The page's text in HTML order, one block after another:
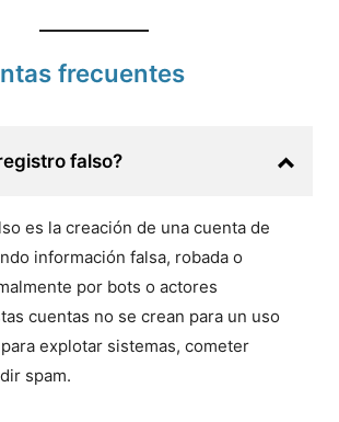
frecuentes
falso?
es la creación de una cuenta de
información falsa, robada o
por bots o actores
cuentas no se crean para un uso
explotar sistemas, cometer
spam.